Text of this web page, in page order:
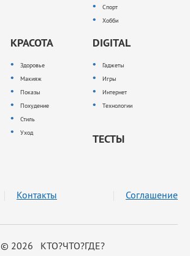
Спорт
Хобби
КРАСОТА
Здоровье
Макияж
Показы
Похудение
Стиль
Уход
DIGITAL
Гаджеты
Игры
Интернет
Технологии
ТЕСТЫ
© 2026 КТО?ЧТО?ГДЕ?
Контакты Соглашение